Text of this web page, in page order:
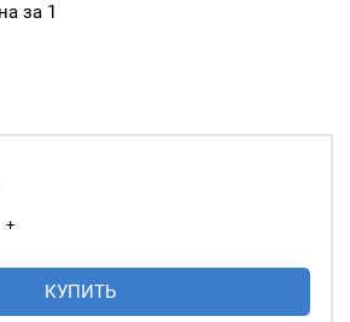
за 1
и
за нить
+
КУПИТЬ